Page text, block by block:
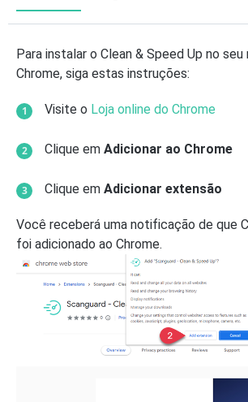
Para instalar o Clean & Speed Up no seu
Chrome, siga estas instruções:
Visite o Loja online do Chrome
Clique em Adicionar ao Chrome
Clique em Adicionar extensão
Você receberá uma notificação de que
foi adicionado ao Chrome.